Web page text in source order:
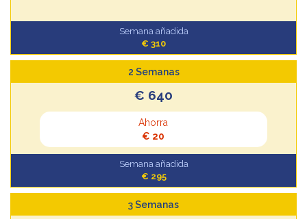
Semana añadida
€ 310
2 Semanas
€ 640
Ahorra
€ 20
Semana añadida
€ 295
3 Semanas